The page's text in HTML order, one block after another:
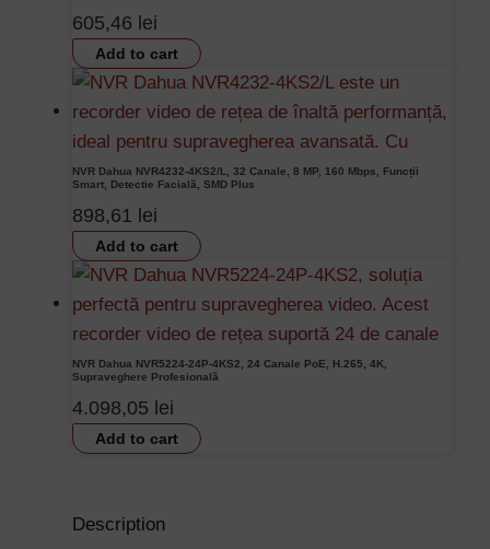
605,46 lei
Add to cart
NVR Dahua NVR4232-4KS2/L, 32 Canale, 8 MP, 160 Mbps, Funcții
Smart, Detectie Facială, SMD Plus
898,61 lei
Add to cart
NVR Dahua NVR5224-24P-4KS2, 24 Canale PoE, H.265, 4K,
Supraveghere Profesională
4.098,05 lei
Add to cart
Description